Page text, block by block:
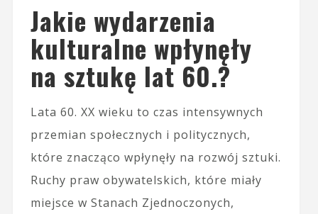
Jakie wydarzenia
kulturalne wpłynęły
na sztukę lat 60.?
Lata 60. XX wieku to czas intensywnych
przemian społecznych i politycznych,
które znacząco wpłynęły na rozwój sztuki.
Ruchy praw obywatelskich, które miały
miejsce w Stanach Zjednoczonych,